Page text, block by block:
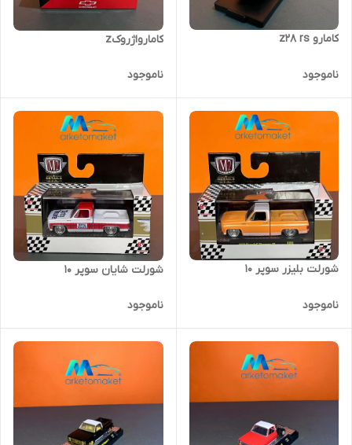
کامارو z28 rs
ناموجود
کامارو‌اژروک‌z
ناموجود
شورلت بلیزر سوپر ۱۰
ناموجود
شورلت شایان سوپر ۱۰
ناموجود